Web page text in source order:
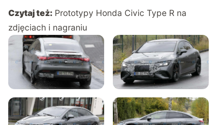
Czytaj też: Prototypy Honda Civic Type R na
zdjęciach i nagraniu